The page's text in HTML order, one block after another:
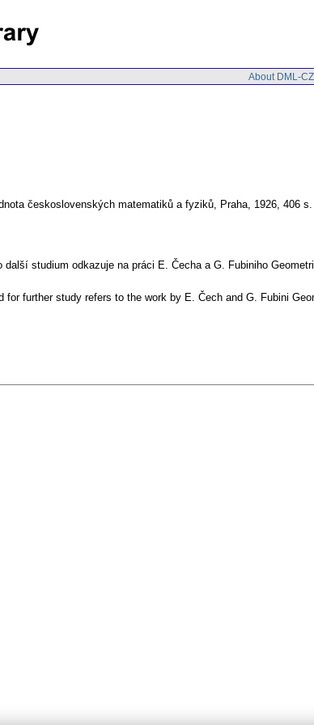
About DML-CZ
československých matematiků a fyziků, Praha, 1926, 406 s.
studium odkazuje na práci E. Čecha a G. Fubiniho
further study refers to the work by E. Čech and G. Fubini